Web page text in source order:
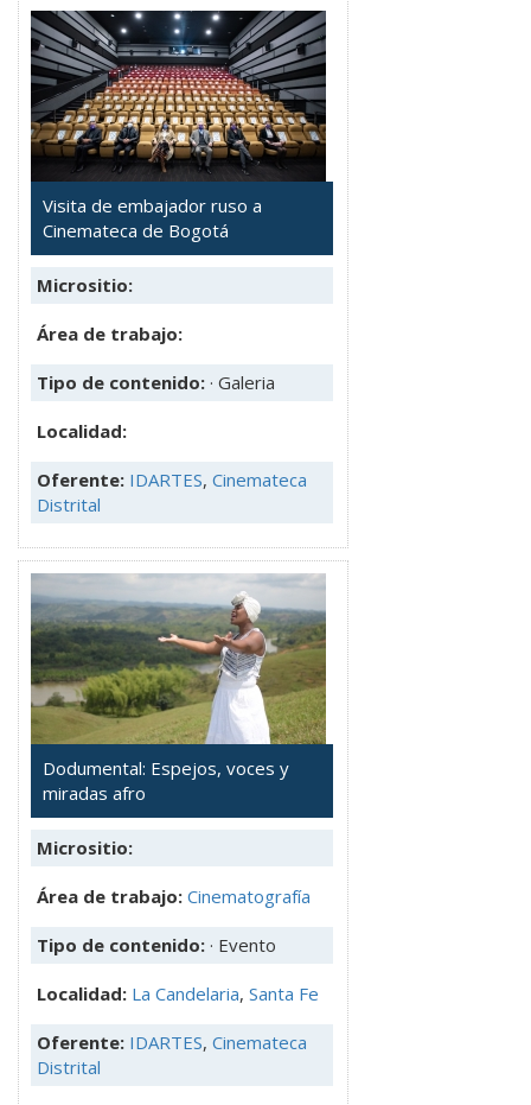
Visita de embajador ruso a
Cinemateca de Bogotá
Micrositio:
Área de trabajo:
Tipo de contenido: · Galeria
Localidad:
Oferente: IDARTES, Cinemateca
Distrital
Dodumental: Espejos, voces y
miradas afro
Micrositio:
Área de trabajo: Cinematografía
Tipo de contenido: · Evento
Localidad: La Candelaria, Santa Fe
Oferente: IDARTES, Cinemateca
Distrital